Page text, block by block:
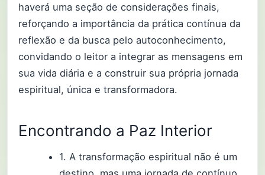
haverá uma seção de considerações finais,
reforçando a importância da prática contínua da
reflexão e da busca pelo autoconhecimento,
convidando o leitor a integrar as mensagens em
sua vida diária e a construir sua própria jornada
espiritual, única e transformadora.
Encontrando a Paz Interior
1. A transformação espiritual não é um